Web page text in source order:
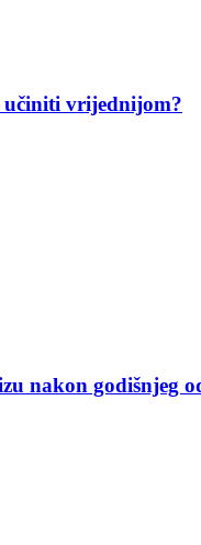
učiniti vrijednijom?
nakon godišnjeg